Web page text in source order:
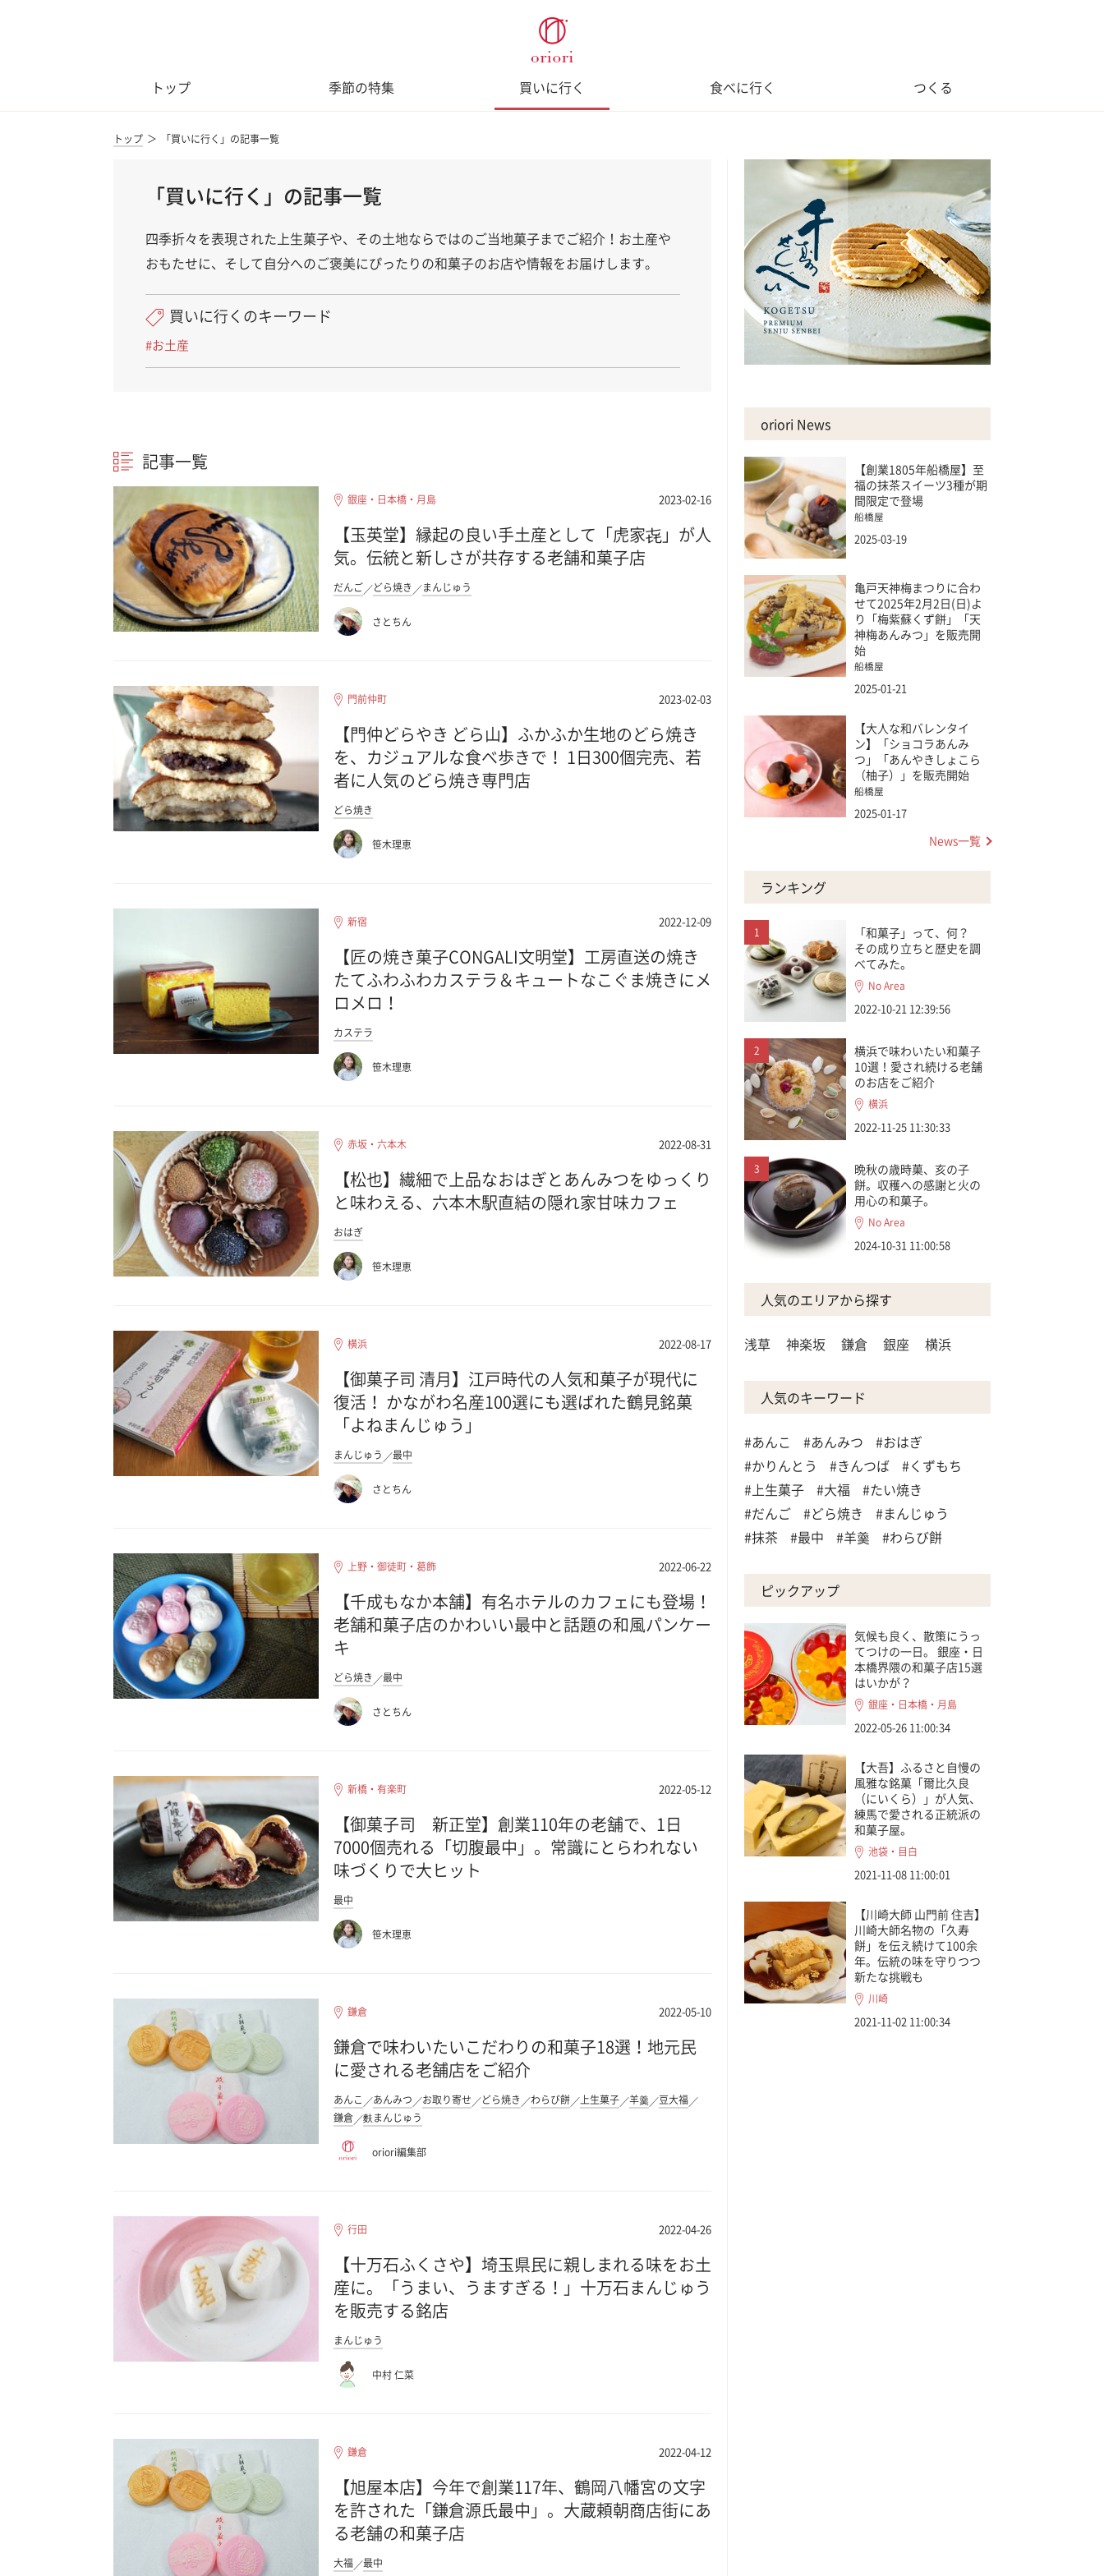
トップ 季節の特集 買いに行く 食べに行く つくる
トップ 「買いに行く」の記事一覧
「買いに行く」の記事一覧
四季折々を表現された上生菓子や、その土地ならではのご当地菓子までご紹介！お土産や
おもたせに、そして自分へのご褒美にぴったりの和菓子のお店や情報をお届けします。
買いに行くのキーワード
#お土産
記事一覧
銀座・日本橋・月島 2023-02-16
【玉英堂】縁起の良い手土産として「虎家㐂」が人
気。伝統と新しさが共存する老舗和菓子店
だんご どら焼き まんじゅう
さとちん
門前仲町 2023-02-03
【門仲どらやき どら山】ふかふか生地のどら焼き
を、カジュアルな食べ歩きで！ 1日300個完売、若
者に人気のどら焼き専門店
どら焼き
笹木理恵
新宿 2022-12-09
【匠の焼き菓子CONGALI文明堂】工房直送の焼き
たてふわふわカステラ＆キュートなこぐま焼きにメ
ロメロ！
カステラ
笹木理恵
赤坂・六本木 2022-08-31
【松也】繊細で上品なおはぎとあんみつをゆっくり
と味わえる、六本木駅直結の隠れ家甘味カフェ
おはぎ
笹木理恵
横浜 2022-08-17
【御菓子司 清月】江戸時代の人気和菓子が現代に
復活！ かながわ名産100選にも選ばれた鶴見銘菓
「よねまんじゅう」
まんじゅう 最中
さとちん
上野・御徒町・葛飾 2022-06-22
【千成もなか本舗】有名ホテルのカフェにも登場！
老舗和菓子店のかわいい最中と話題の和風パンケー
キ
どら焼き 最中
さとちん
新橋・有楽町 2022-05-12
【御菓子司 新正堂】創業110年の老舗で、1日
7000個売れる「切腹最中」。常識にとらわれない
味づくりで大ヒット
最中
笹木理恵
鎌倉 2022-05-10
鎌倉で味わいたいこだわりの和菓子18選！地元民
に愛される老舗店をご紹介
あんこ あんみつ お取り寄せ どら焼き わらび餅 上生菓子 羊羹
豆大福
鎌倉
麩まんじゅう
oriori編集部
行田 2022-04-26
【十万石ふくさや】埼玉県民に親しまれる味をお土
産に。「うまい、うますぎる！」十万石まんじゅう
を販売する銘店
まんじゅう
中村 仁菜
鎌倉 2022-04-12
【旭屋本店】今年で創業117年、鶴岡八幡宮の文字
を許された「鎌倉源氏最中」。大蔵頼朝商店街にあ
る老舗の和菓子店
大福 最中
oriori News
【創業1805年船橋屋】至
福の抹茶スイーツ3種が期
間限定で登場
船橋屋
2025-03-19
亀戸天神梅まつりに合わ
せて2025年2月2日(日)よ
り「梅紫蘇くず餅」「天
神梅あんみつ」を販売開
始
船橋屋
2025-01-21
【大人な和バレンタイ
ン】「ショコラあんみ
つ」「あんやきしょこら
（柚子）」を販売開始
船橋屋
2025-01-17
News一覧
ランキング
「和菓子」って、何？
その成り立ちと歴史を調
べてみた。
No Area
2022-10-21 12:39:56
横浜で味わいたい和菓子
10選！愛され続ける老舗
のお店をご紹介
横浜
2022-11-25 11:30:33
晩秋の歳時菓、亥の子
餅。収穫への感謝と火の
用心の和菓子。
No Area
2024-10-31 11:00:58
人気のエリアから探す
浅草 神楽坂 鎌倉 銀座 横浜
人気のキーワード
#あんこ #あんみつ
#おはぎ
#かりんとう
#きんつば
#くずもち
#上生菓子
#大福
#たい焼き
#だんご
#どら焼き
#まんじゅう
#抹茶
#最中 #羊羹 #わらび餅
ピックアップ
気候も良く、散策にうっ
てつけの一日。 銀座・日
本橋界隈の和菓子店15選
はいかが？
銀座・日本橋・月島
2022-05-26 11:00:34
【大吾】ふるさと自慢の
風雅な銘菓「爾比久良
（にいくら）」が人気、
練馬で愛される正統派の
和菓子屋。
池袋・目白
2021-11-08 11:00:01
【川崎大師 山門前 住吉】
川崎大師名物の「久寿
餅」を伝え続けて100余
年。伝統の味を守りつつ
新たな挑戦も
川崎
2021-11-02 11:00:34